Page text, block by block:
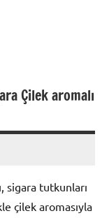
Çilek aromalı
sigara tutkunları
çilek aromasıyla